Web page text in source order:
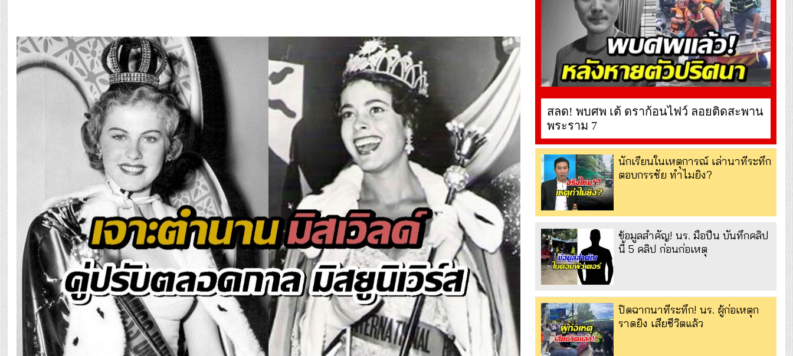
สลด! พบศพ เต้ ดราก้อนไฟว์ ลอยติดสะพาน
พระราม 7
นักเรียนในเหตุการณ์ เล่านาทีระทึก
ตอบกรรชัย ทำไมยิง?
ข้อมูลสำคัญ! นร. มือปืน บันทึกคลิป
นี้ 5 คลิป ก่อนก่อเหตุ
ปิดฉากนาทีระทึก! นร. ผู้ก่อเหตุก
ราดยิง เสียชีวิตแล้ว